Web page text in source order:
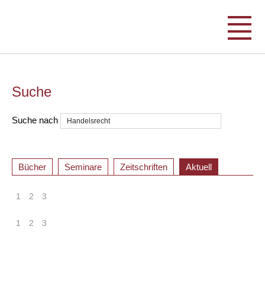
Suche
Suche nach
Bücher Seminare Zeitschriften Aktuell
1 2 3
1 2 3